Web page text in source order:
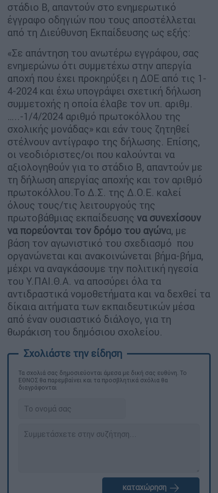
στάδιο Β, απαντούν στο ενημερωτικό
έγγραφο οδηγιών που τους αποστέλλεται
από τη Διεύθυνση Εκπαίδευσης ως εξής:
«Σε απάντηση του ανωτέρω εγγράφου, σας
ενημερώνω ότι συμμετέχω στην απεργία
αποχή που έχει προκηρύξει η ΔΟΕ από τις 1-
4-2024 και έχω υπογράψει σχετική δήλωση
συμμετοχής η οποία έλαβε τον υπ. αριθμ.
…..-1/4/2024 αριθμό πρωτοκόλλου της
σχολικής μονάδας» και εάν τους ζητηθεί
στέλνουν αντίγραφο της δήλωσης. Επίσης,
οι νεοδιόριστες/οι που καλούνται να
αξιολογηθούν για το στάδιο Β, απαντούν με
τη δήλωση απεργίας αποχής και τον αριθμό
πρωτοκόλλου.Το Δ.Σ. της Δ.Ο.Ε. καλεί
όλους τους/τις λειτουργούς της
πρωτοβάθμιας εκπαίδευσης να συνεχίσουν
να πορεύονται τον δρόμο του αγώνα, με
βάση τον αγωνιστικό του σχεδιασμό που
οργανώνεται και ανακοινώνεται βήμα-βήμα,
μέχρι να αναγκάσουμε την πολιτική ηγεσία
του Υ.ΠΑΙ.Θ.Α. να αποσύρει όλα τα
αντιδραστικά νομοθετήματα και να δεχθεί τα
δίκαια αιτήματα των εκπαιδευτικών μέσα
από έναν ουσιαστικό διάλογο, για τη
θωράκιση του δημόσιου σχολείου.
Τα σχολιά σας δημοσιεύονται άμεσα με δική σας ευθύνη. Το
ΕΘΝΟΣ θα παρεμβαίνει και τα προσβλητικά σχόλια θα
διαγράφονται
καταχώρηση